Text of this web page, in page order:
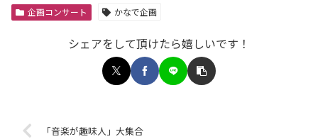
企画コンサート かなで企画
シェアをして頂けたら嬉しいです！
「音楽が趣味人」大集合